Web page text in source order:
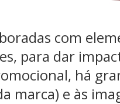
com
para dar
há
marca) e às